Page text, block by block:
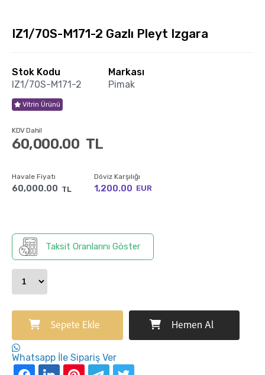
IZ1/70S-M171-2 Gazlı Pleyt Izgara
Stok Kodu
IZ1/70S-M171-2
Markası
Pimak
Vitrin Ürünü
60,000.00 TL
KDV Dahil
Havale Fiyatı
60,000.00 TL
Döviz Karşılığı
1,200.00 EUR
Taksit Oranlarını Göster
Sepete Ekle Hemen Al
Whatsapp İle Sipariş Ver